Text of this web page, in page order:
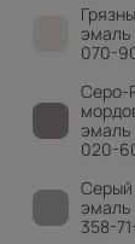
эмаль
070-
Серо-
эмаль
020-
Серый
эмаль
358-